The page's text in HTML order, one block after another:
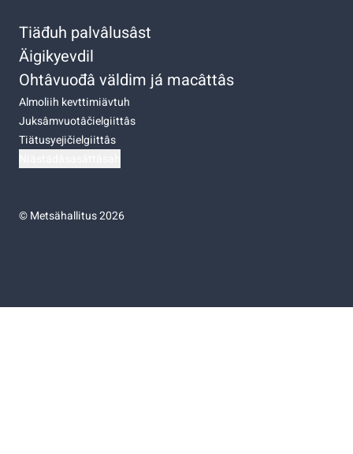
Tiäđuh palvâlusâst
Äigikyevdil
Ohtâvuođâ väldim já macâttâs
Almoliih kevttimiävtuh
Juksâmvuotâčielgiittâs
Tiätusyejičielgiittâs
©Metsähallitus 2026